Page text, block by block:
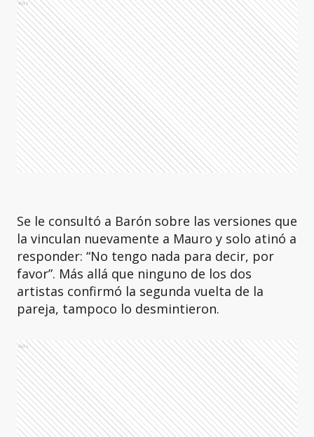
Ads
Se le consultó a Barón sobre las versiones que
la vinculan nuevamente a Mauro y solo atinó a
responder: “No tengo nada para decir, por
favor”. Más allá que ninguno de los dos
artistas confirmó la segunda vuelta de la
pareja, tampoco lo desmintieron.
Ads